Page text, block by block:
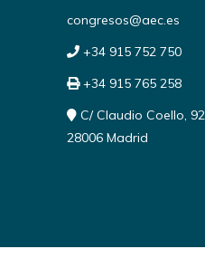
congresos@aec.es
+34 915 752 750
+34 915 765 258
C/ Claudio Coello, 92
28006 Madrid